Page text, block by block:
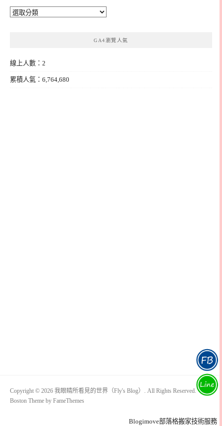
分
GA4瀏覽人氣
線上人數：2
累積人氣：6,764,680
Copyright © 2026 我眼睛所看見的世界（Fly's Blog）. All Rights Reserved.
Boston Theme by FameThemes
Blogimove部落格搬家技術服務